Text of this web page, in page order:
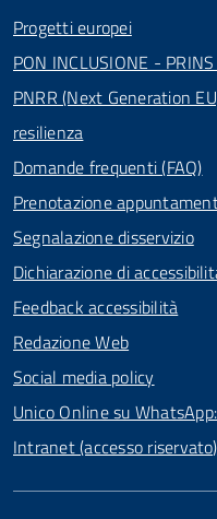
Progetti europei
PON INCLUSIONE -
PNRR (Next Generation
resilienza
Domande frequenti (FAQ)
Prenotazione
Segnalazione disservizio
Dichiarazione di
Feedback accessibilità
Redazione Web
Social media policy
Unico Online su
Intranet (accesso riservato)